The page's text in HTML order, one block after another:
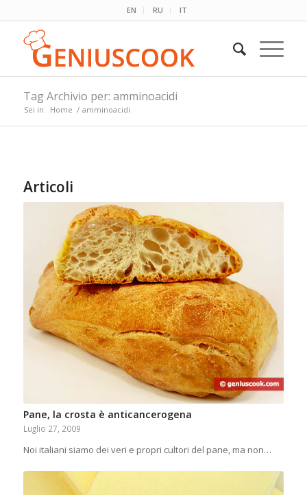
EN RU IT
Tag Archivio per: amminoacidi
Sei in: Home / amminoacidi
Articoli
Pane, la crosta è anticancerogena
Luglio 27, 2009
Noi italiani siamo dei veri e propri cultori del pane, ma non…